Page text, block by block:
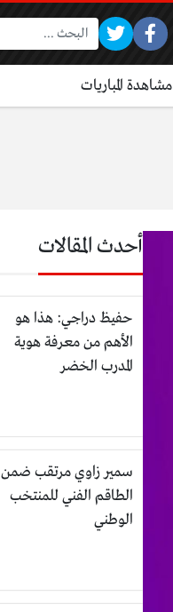
البحث:
مشاهدة المباريات
أحدث المقالات
حفيظ دراجي: هذا هو
الأهم من معرفة هوية
المدرب الخضر
سمير زاوي مرتقب ضمن
الطاقم الفني للمنتخب
الوطني